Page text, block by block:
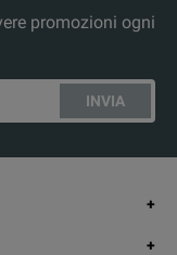
promozioni ogni
INVIA